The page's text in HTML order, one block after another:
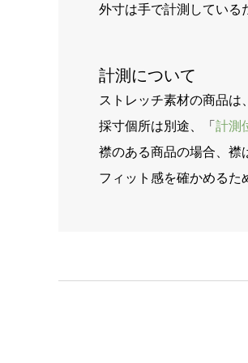
外寸は手で計測している
計測について
ストレッチ素材の商品は
採寸個所は別途、「 計測
襟のある商品の場合、襟
フィット感を確かめるた